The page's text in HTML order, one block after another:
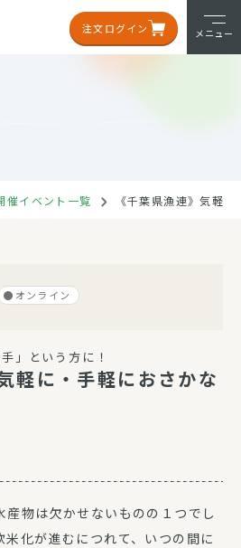
注文ログイン メニュー
催イベント一覧 《千葉県漁連》気軽
オンライン
」という方に！
軽に・手軽におさかな
産物は欠かせないものの１つでし
化が進むにつれて、いつの間に